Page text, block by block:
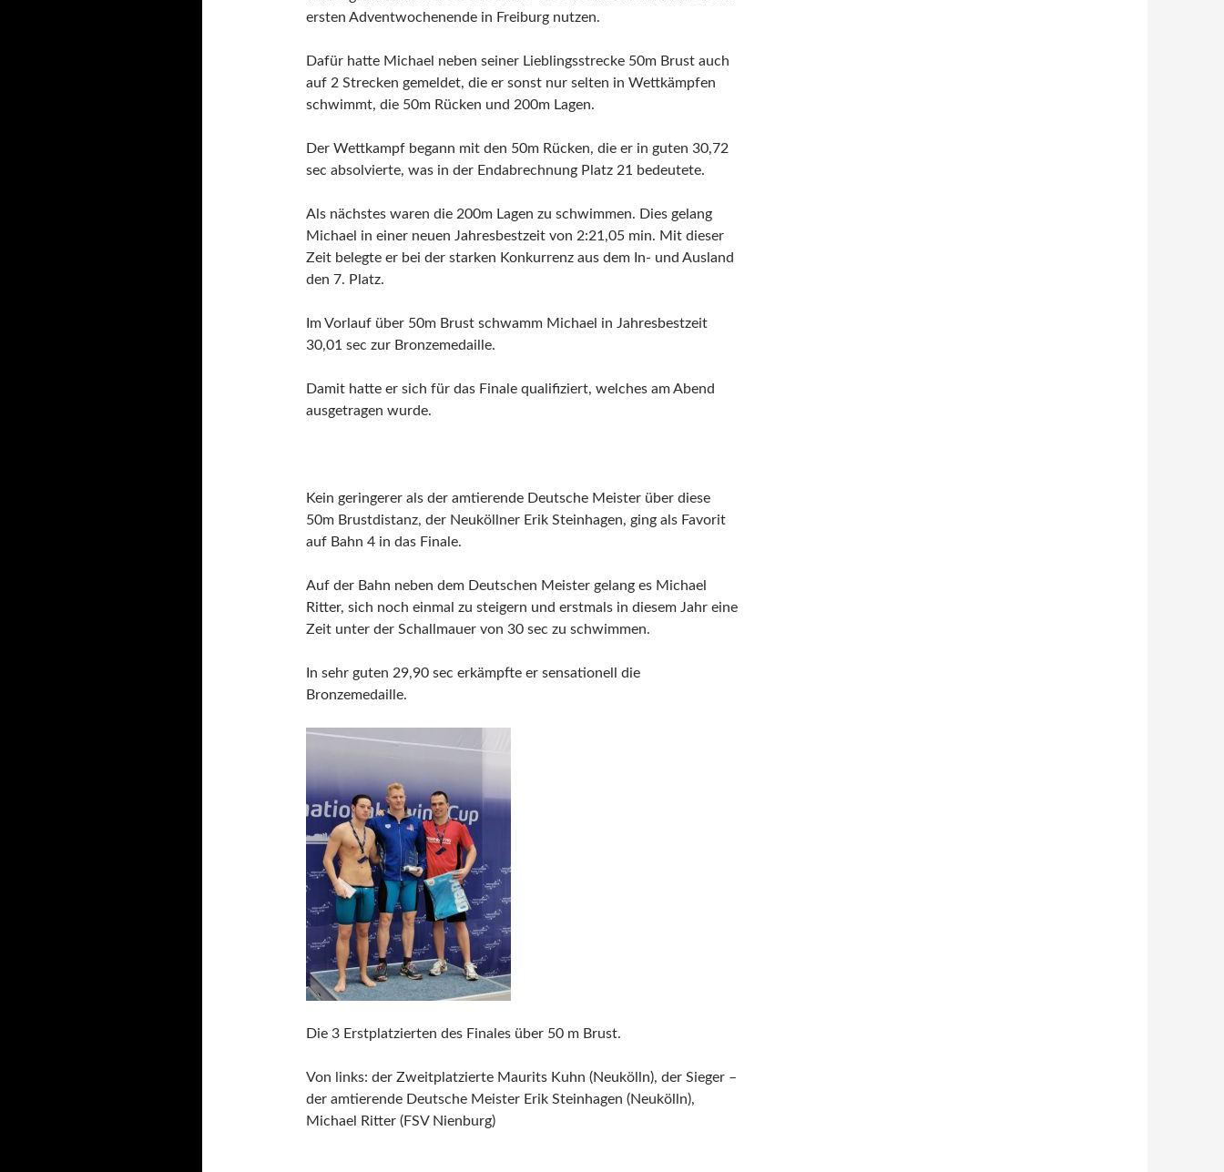
ersten Adventwochenende in Freiburg nutzen.
Dafür hatte Michael neben seiner Lieblingsstrecke 50m Brust auch
auf 2 Strecken gemeldet, die er sonst nur selten in Wettkämpfen
schwimmt, die 50m Rücken und 200m Lagen.
Der Wettkampf begann mit den 50m Rücken, die er in guten 30,72
sec absolvierte, was in der Endabrechnung Platz 21 bedeutete.
Als nächstes waren die 200m Lagen zu schwimmen. Dies gelang
Michael in einer neuen Jahresbestzeit von 2:21,05 min. Mit dieser
Zeit belegte er bei der starken Konkurrenz aus dem In- und Ausland
den 7. Platz.
Im Vorlauf über 50m Brust schwamm Michael in Jahresbestzeit
30,01 sec zur Bronzemedaille.
Damit hatte er sich für das Finale qualifiziert, welches am Abend
ausgetragen wurde.
Kein geringerer als der amtierende Deutsche Meister über diese
50m Brustdistanz, der Neuköllner Erik Steinhagen, ging als Favorit
auf Bahn 4 in das Finale.
Auf der Bahn neben dem Deutschen Meister gelang es Michael
Ritter, sich noch einmal zu steigern und erstmals in diesem Jahr eine
Zeit unter der Schallmauer von 30 sec zu schwimmen.
In sehr guten 29,90 sec erkämpfte er sensationell die
Bronzemedaille.
Die 3 Erstplatzierten des Finales über 50 m Brust.
Von links: der Zweitplatzierte Maurits Kuhn (Neukölln), der Sieger –
der amtierende Deutsche Meister Erik Steinhagen (Neukölln),
Michael Ritter (FSV Nienburg)